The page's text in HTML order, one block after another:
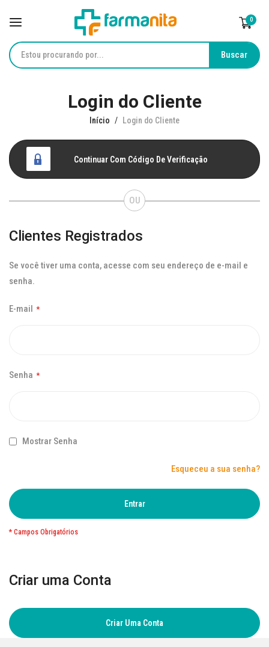
Buscar
0
Login do Cliente
Início Login do Cliente
Continuar Com Código De Verificação
Clientes Registrados
Se você tiver uma conta, acesse com seu endereço de e-mail e
senha.
E-mail
Senha
Mostrar Senha
Entrar
Esqueceu a sua senha?
Criar uma Conta
Criar Uma Conta